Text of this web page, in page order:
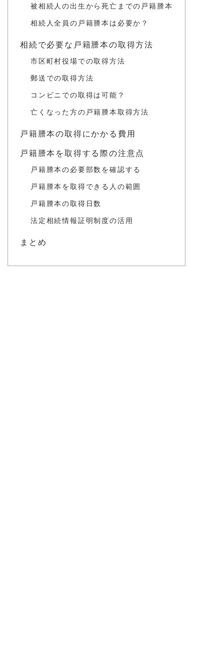
被相続人の出生から死亡までの戸籍謄本
相続人全員の戸籍謄本は必要か？
相続で必要な戸籍謄本の取得方法
市区町村役場での取得方法
郵送での取得方法
コンビニでの取得は可能？
亡くなった方の戸籍謄本取得方法
戸籍謄本の取得にかかる費用
戸籍謄本を取得する際の注意点
戸籍謄本の必要部数を確認する
戸籍謄本を取得できる人の範囲
戸籍謄本の取得日数
法定相続情報証明制度の活用
まとめ